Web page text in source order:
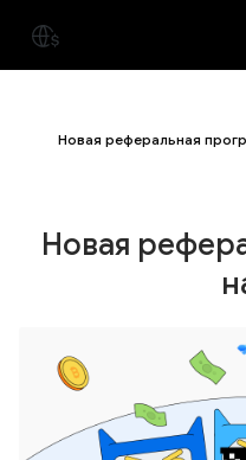
Новая реферальная
Новая